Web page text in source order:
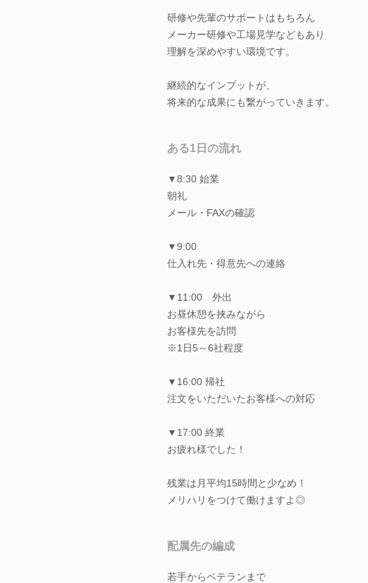
研修や先輩のサポートはもちろん
メーカー研修や工場見学などもあり
理解を深めやすい環境です。
継続的なインプットが、
将来的な成果にも繋がっていきます。
ある1日の流れ
▼8:30 始業
朝礼
メール・FAXの確認
▼9:00
仕入れ先・得意先への連絡
▼11:00 外出
お昼休憩を挟みながら
お客様先を訪問
※1日5～6社程度
▼16:00 帰社
注文をいただいたお客様への対応
▼17:00 終業
お疲れ様でした！
残業は月平均15時間と少なめ！
メリハリをつけて働けますよ◎
配属先の編成
若手からベテランまで